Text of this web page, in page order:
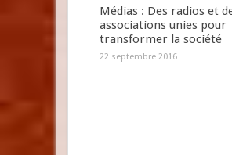
Médias : Des radios et
associations unies pour
transformer la société
22 septembre 2016